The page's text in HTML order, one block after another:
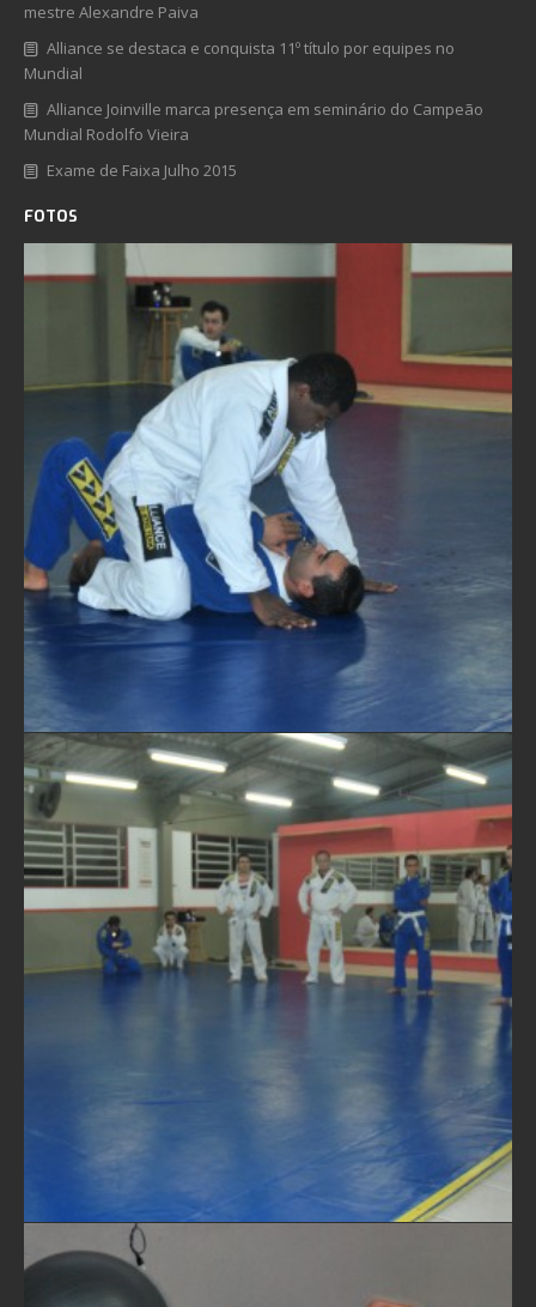
mestre Alexandre Paiva
Alliance se destaca e conquista 11º título por equipes no
Mundial
Alliance Joinville marca presença em seminário do Campeão
Mundial Rodolfo Vieira
Exame de Faixa Julho 2015
FOTOS